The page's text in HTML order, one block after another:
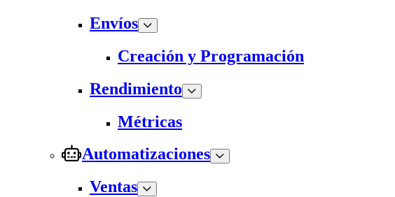
Envíos
Creación y Programación
Rendimiento
Métricas
Automatizaciones
Ventas